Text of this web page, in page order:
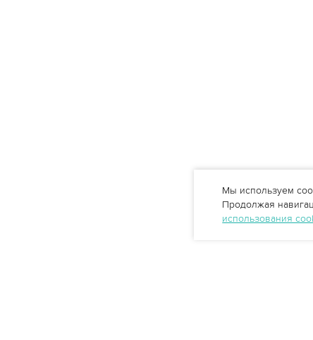
Мы используем
Продолжая
использования